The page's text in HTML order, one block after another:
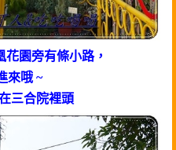
園旁有條小路，
來哦 ~
三合院裡頭